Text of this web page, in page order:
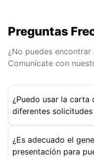
Preguntas
¿No puedes
Comunícate con
¿Puedo usar la carta
diferentes
¿Es adecuado el
presentación para